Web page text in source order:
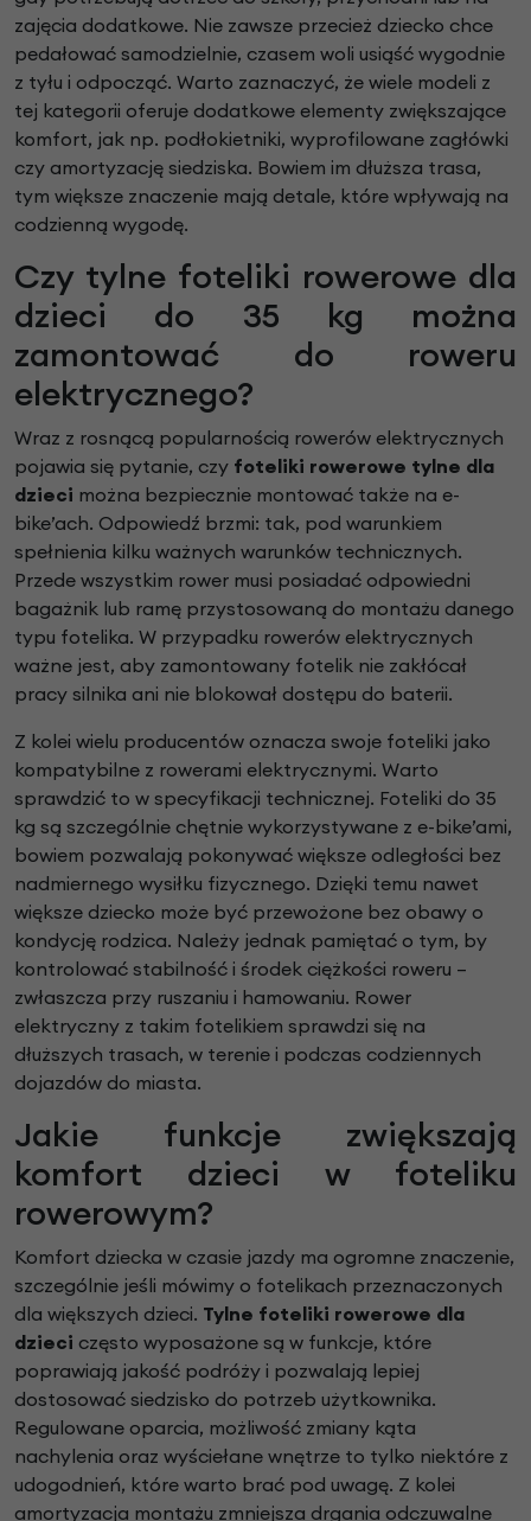
zajęcia dodatkowe. Nie zawsze przecież dziecko chce
pedałować samodzielnie, czasem woli usiąść wygodnie
z tyłu i odpocząć. Warto zaznaczyć, że wiele modeli z
tej kategorii oferuje dodatkowe elementy zwiększające
komfort, jak np. podłokietniki, wyprofilowane zagłówki
czy amortyzację siedziska. Bowiem im dłuższa trasa,
tym większe znaczenie mają detale, które wpływają na
codzienną wygodę.
Czy tylne foteliki rowerowe dla
dzieci do 35 kg można
zamontować do roweru
elektrycznego?
Wraz z rosnącą popularnością rowerów elektrycznych
pojawia się pytanie, czy foteliki rowerowe tylne dla
dzieci można bezpiecznie montować także na e-
bike’ach. Odpowiedź brzmi: tak, pod warunkiem
spełnienia kilku ważnych warunków technicznych.
Przede wszystkim rower musi posiadać odpowiedni
bagażnik lub ramę przystosowaną do montażu danego
typu fotelika. W przypadku rowerów elektrycznych
ważne jest, aby zamontowany fotelik nie zakłócał
pracy silnika ani nie blokował dostępu do baterii.
Z kolei wielu producentów oznacza swoje foteliki jako
kompatybilne z rowerami elektrycznymi. Warto
sprawdzić to w specyfikacji technicznej. Foteliki do 35
kg są szczególnie chętnie wykorzystywane z e-bike’ami,
bowiem pozwalają pokonywać większe odległości bez
nadmiernego wysiłku fizycznego. Dzięki temu nawet
większe dziecko może być przewożone bez obawy o
kondycję rodzica. Należy jednak pamiętać o tym, by
kontrolować stabilność i środek ciężkości roweru –
zwłaszcza przy ruszaniu i hamowaniu. Rower
elektryczny z takim fotelikiem sprawdzi się na
dłuższych trasach, w terenie i podczas codziennych
dojazdów do miasta.
Jakie funkcje zwiększają
komfort dzieci w foteliku
rowerowym?
Komfort dziecka w czasie jazdy ma ogromne znaczenie,
szczególnie jeśli mówimy o fotelikach przeznaczonych
dla większych dzieci. Tylne foteliki rowerowe dla
dzieci często wyposażone są w funkcje, które
poprawiają jakość podróży i pozwalają lepiej
dostosować siedzisko do potrzeb użytkownika.
Regulowane oparcia, możliwość zmiany kąta
nachylenia oraz wyściełane wnętrze to tylko niektóre z
udogodnień, które warto brać pod uwagę. Z kolei
amortyzacja montażu zmniejsza drgania odczuwalne